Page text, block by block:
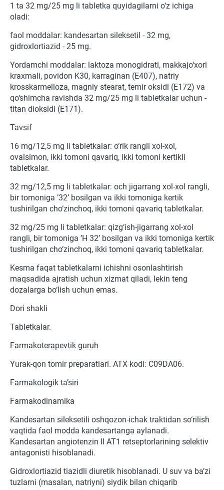
1 ta 32 mg/25 mg li tabletka quyidagilarni o‘z ichiga
oladi:
faol moddalar: kandesartan sileksetil - 32 mg,
gidroxlortiazid - 25 mg.
Yordamchi moddalar: laktoza monogidrati, makkajo‘xori
kraxmali, povidon K30, karraginan (E407), natriy
krosskarmelloza, magniy stearat, temir oksidi (E172) va
qo‘shimcha ravishda 32 mg/25 mg li tabletkalar uchun -
titan dioksidi (E171).
Tavsif
16 mg/12,5 mg li tabletkalar: o‘rik rangli xol-xol,
ovalsimon, ikki tomoni qavariq, ikki tomoni kertikli
tabletkalar.
32 mg/12,5 mg li tabletkalar: och jigarrang xol-xol rangli,
bir tomoniga ’32’ bosilgan va ikki tomoniga kertik
tushirilgan cho‘zinchoq, ikki tomoni qavariq tabletkalar.
32 mg/25 mg li tabletkalar: qizg‘ish-jigarrang xol-xol
rangli, bir tomoniga ’H 32’ bosilgan va ikki tomoniga kertik
tushirilgan cho‘zinchoq, ikki tomoni qavariq tabletkalar.
Kesma faqat tabletkalarni ichishni osonlashtirish
maqsadida ajratish uchun xizmat qiladi, lekin teng
dozalarga bo‘lish uchun emas.
Dori shakli
Tabletkalar.
Farmakoterapevtik guruh
Yurak-qon tomir preparatlari. ATX kodi: C09DA06.
Farmakologik ta’siri
Farmakodinamika
Kandesartan sileksetili oshqozon-ichak traktidan so‘rilish
vaqtida faol modda kandesartanga aylanadi.
Kandesartan angiotenzin II AT1 retseptorlarining selektiv
antagonisti hisoblanadi.
Gidroxlortiazid tiazidli diuretik hisoblanadi. U suv va ba’zi
tuzlarni (masalan, natriyni) siydik bilan chiqarib